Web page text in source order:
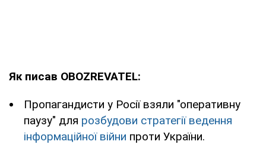
Як писав OBOZREVATEL:
Пропагандисти у Росії взяли "оперативну
паузу" для розбудови стратегії ведення
інформаційної війни проти України.